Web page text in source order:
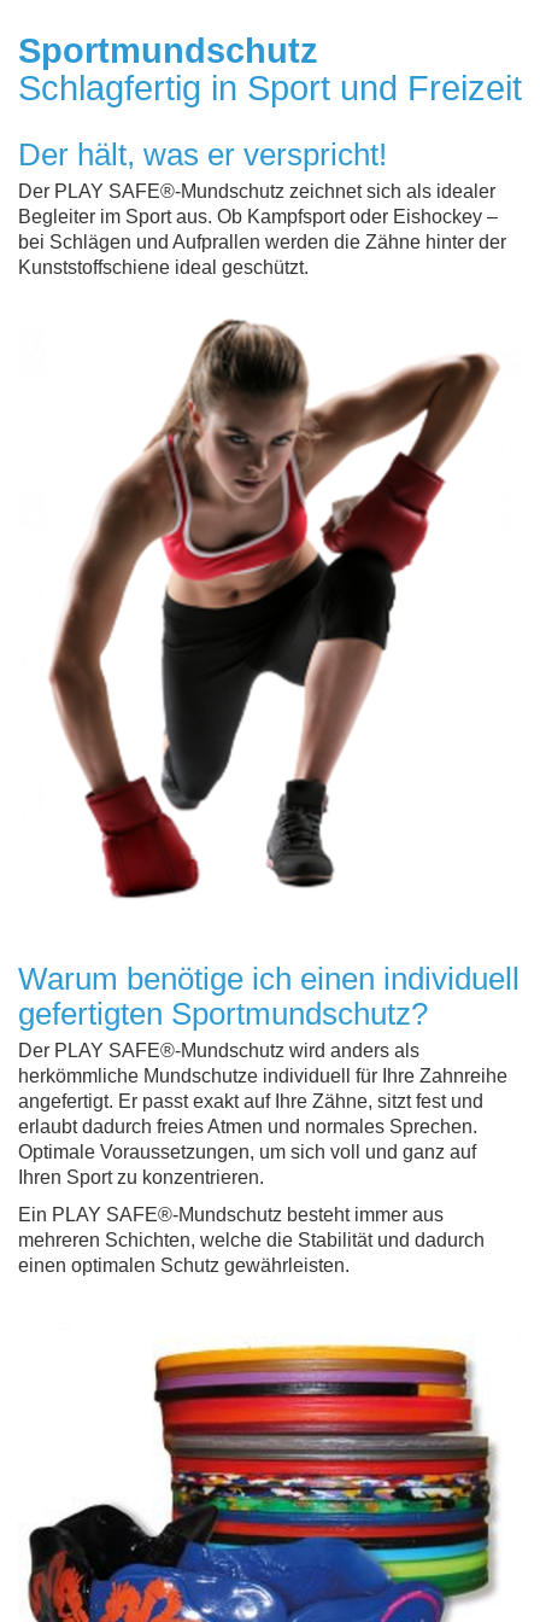
Sportmundschutz
Schlagfertig in Sport und Freizeit
Der hält, was er verspricht!
Der PLAY SAFE®-Mundschutz zeichnet sich als idealer
Begleiter im Sport aus. Ob Kampfsport oder Eishockey –
bei Schlägen und Aufprallen werden die Zähne hinter der
Kunststoffschiene ideal geschützt.
Warum benötige ich einen individuell
gefertigten Sportmundschutz?
Der PLAY SAFE®-Mundschutz wird anders als
herkömmliche Mundschutze individuell für Ihre Zahnreihe
angefertigt. Er passt exakt auf Ihre Zähne, sitzt fest und
erlaubt dadurch freies Atmen und normales Sprechen.
Optimale Voraussetzungen, um sich voll und ganz auf
Ihren Sport zu konzentrieren.
Ein PLAY SAFE®-Mundschutz besteht immer aus
mehreren Schichten, welche die Stabilität und dadurch
einen optimalen Schutz gewährleisten.